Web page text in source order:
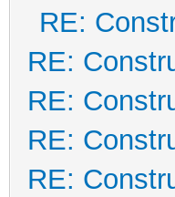
RE:
RE:
RE:
RE:
RE: